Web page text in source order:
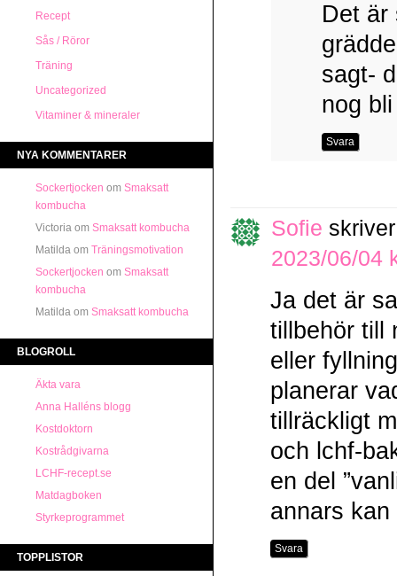
Recept
Sås / Röror
Träning
Uncategorized
Vitaminer & mineraler
NYA KOMMENTARER
Sockertjocken om Smaksatt
kombucha
Victoria om Smaksatt kombucha
Matilda om Träningsmotivation
Sockertjocken om Smaksatt
kombucha
Matilda om Smaksatt kombucha
BLOGROLL
Äkta vara
Anna Halléns blogg
Kostdoktorn
Kostrådgivarna
LCHF-recept.se
Matdagboken
Styrkeprogrammet
TOPPLISTOR
Det är
sagt-
nog
Svara
Sofie
2023/06/04
Ja det är
tillbehör till
eller
planerar
tillräckligt
och lchf-
en del
annars
Svara